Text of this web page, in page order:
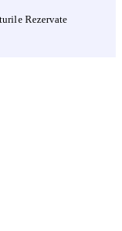
Rezervate